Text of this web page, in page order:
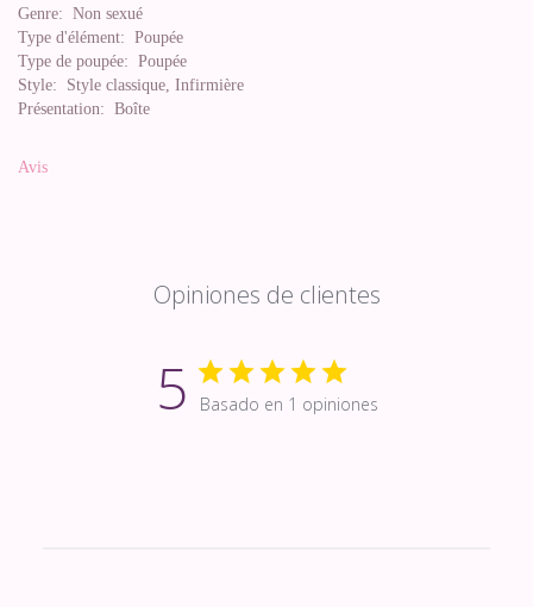
Genre: Non sexué
Type d'élément: Poupée
Type de poupée: Poupée
Style: Style classique, Infirmière
Présentation: Boîte
Avis
Opiniones de clientes
5 Basado en 1 opiniones